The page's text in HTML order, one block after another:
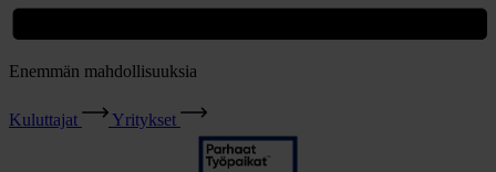
Enemmän mahdollisuuksia
Kuluttajat Yritykset